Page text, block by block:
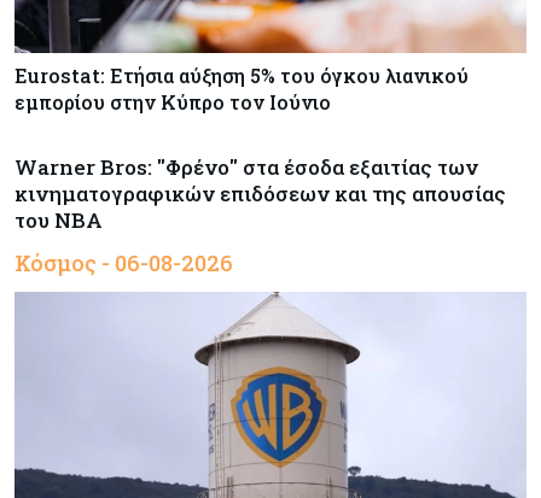
Eurostat: Ετήσια αύξηση 5% του όγκου λιανικού
εμπορίου στην Κύπρο τον Ιούνιο
Warner Bros: "Φρένο" στα έσοδα εξαιτίας των
κινηματογραφικών επιδόσεων και της απουσίας
του NBA
Κόσμος - 06-08-2026